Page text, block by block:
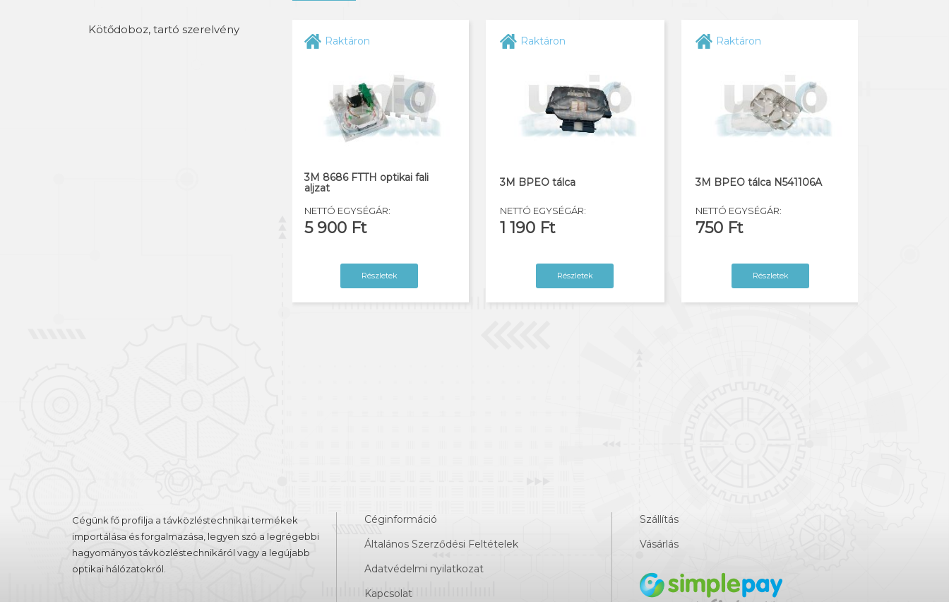
Kötődoboz, tartó szerelvény
Raktáron
3M 8686 FTTH optikai fali
aljzat
NETTÓ EGYSÉGÁR:
5 900 Ft
Részletek
Raktáron
3M BPEO tálca
NETTÓ EGYSÉGÁR:
1 190 Ft
Részletek
Raktáron
3M BPEO tálca N541106A
NETTÓ EGYSÉGÁR:
750 Ft
Részletek
Cégünk fő profilja a távközléstechnikai termékek
importálása és forgalmazása, legyen szó a legrégebbi
hagyományos távközléstechnikáról vagy a legújabb
optikai hálózatokról.
Céginformáció
Általános Szerződési Feltételek
Adatvédelmi nyilatkozat
Kapcsolat
Szállítás
Vásárlás